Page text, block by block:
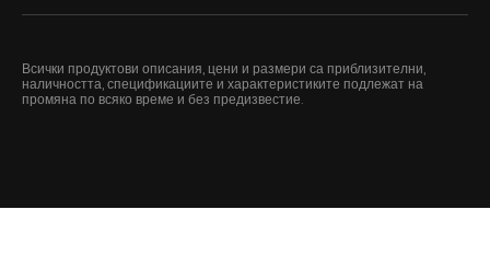
Всички продуктови описания, цени и размери са приблизителни,
наличността, спецификациите и характеристиките подлежат на
промяна по всяко време и без предизвестие.